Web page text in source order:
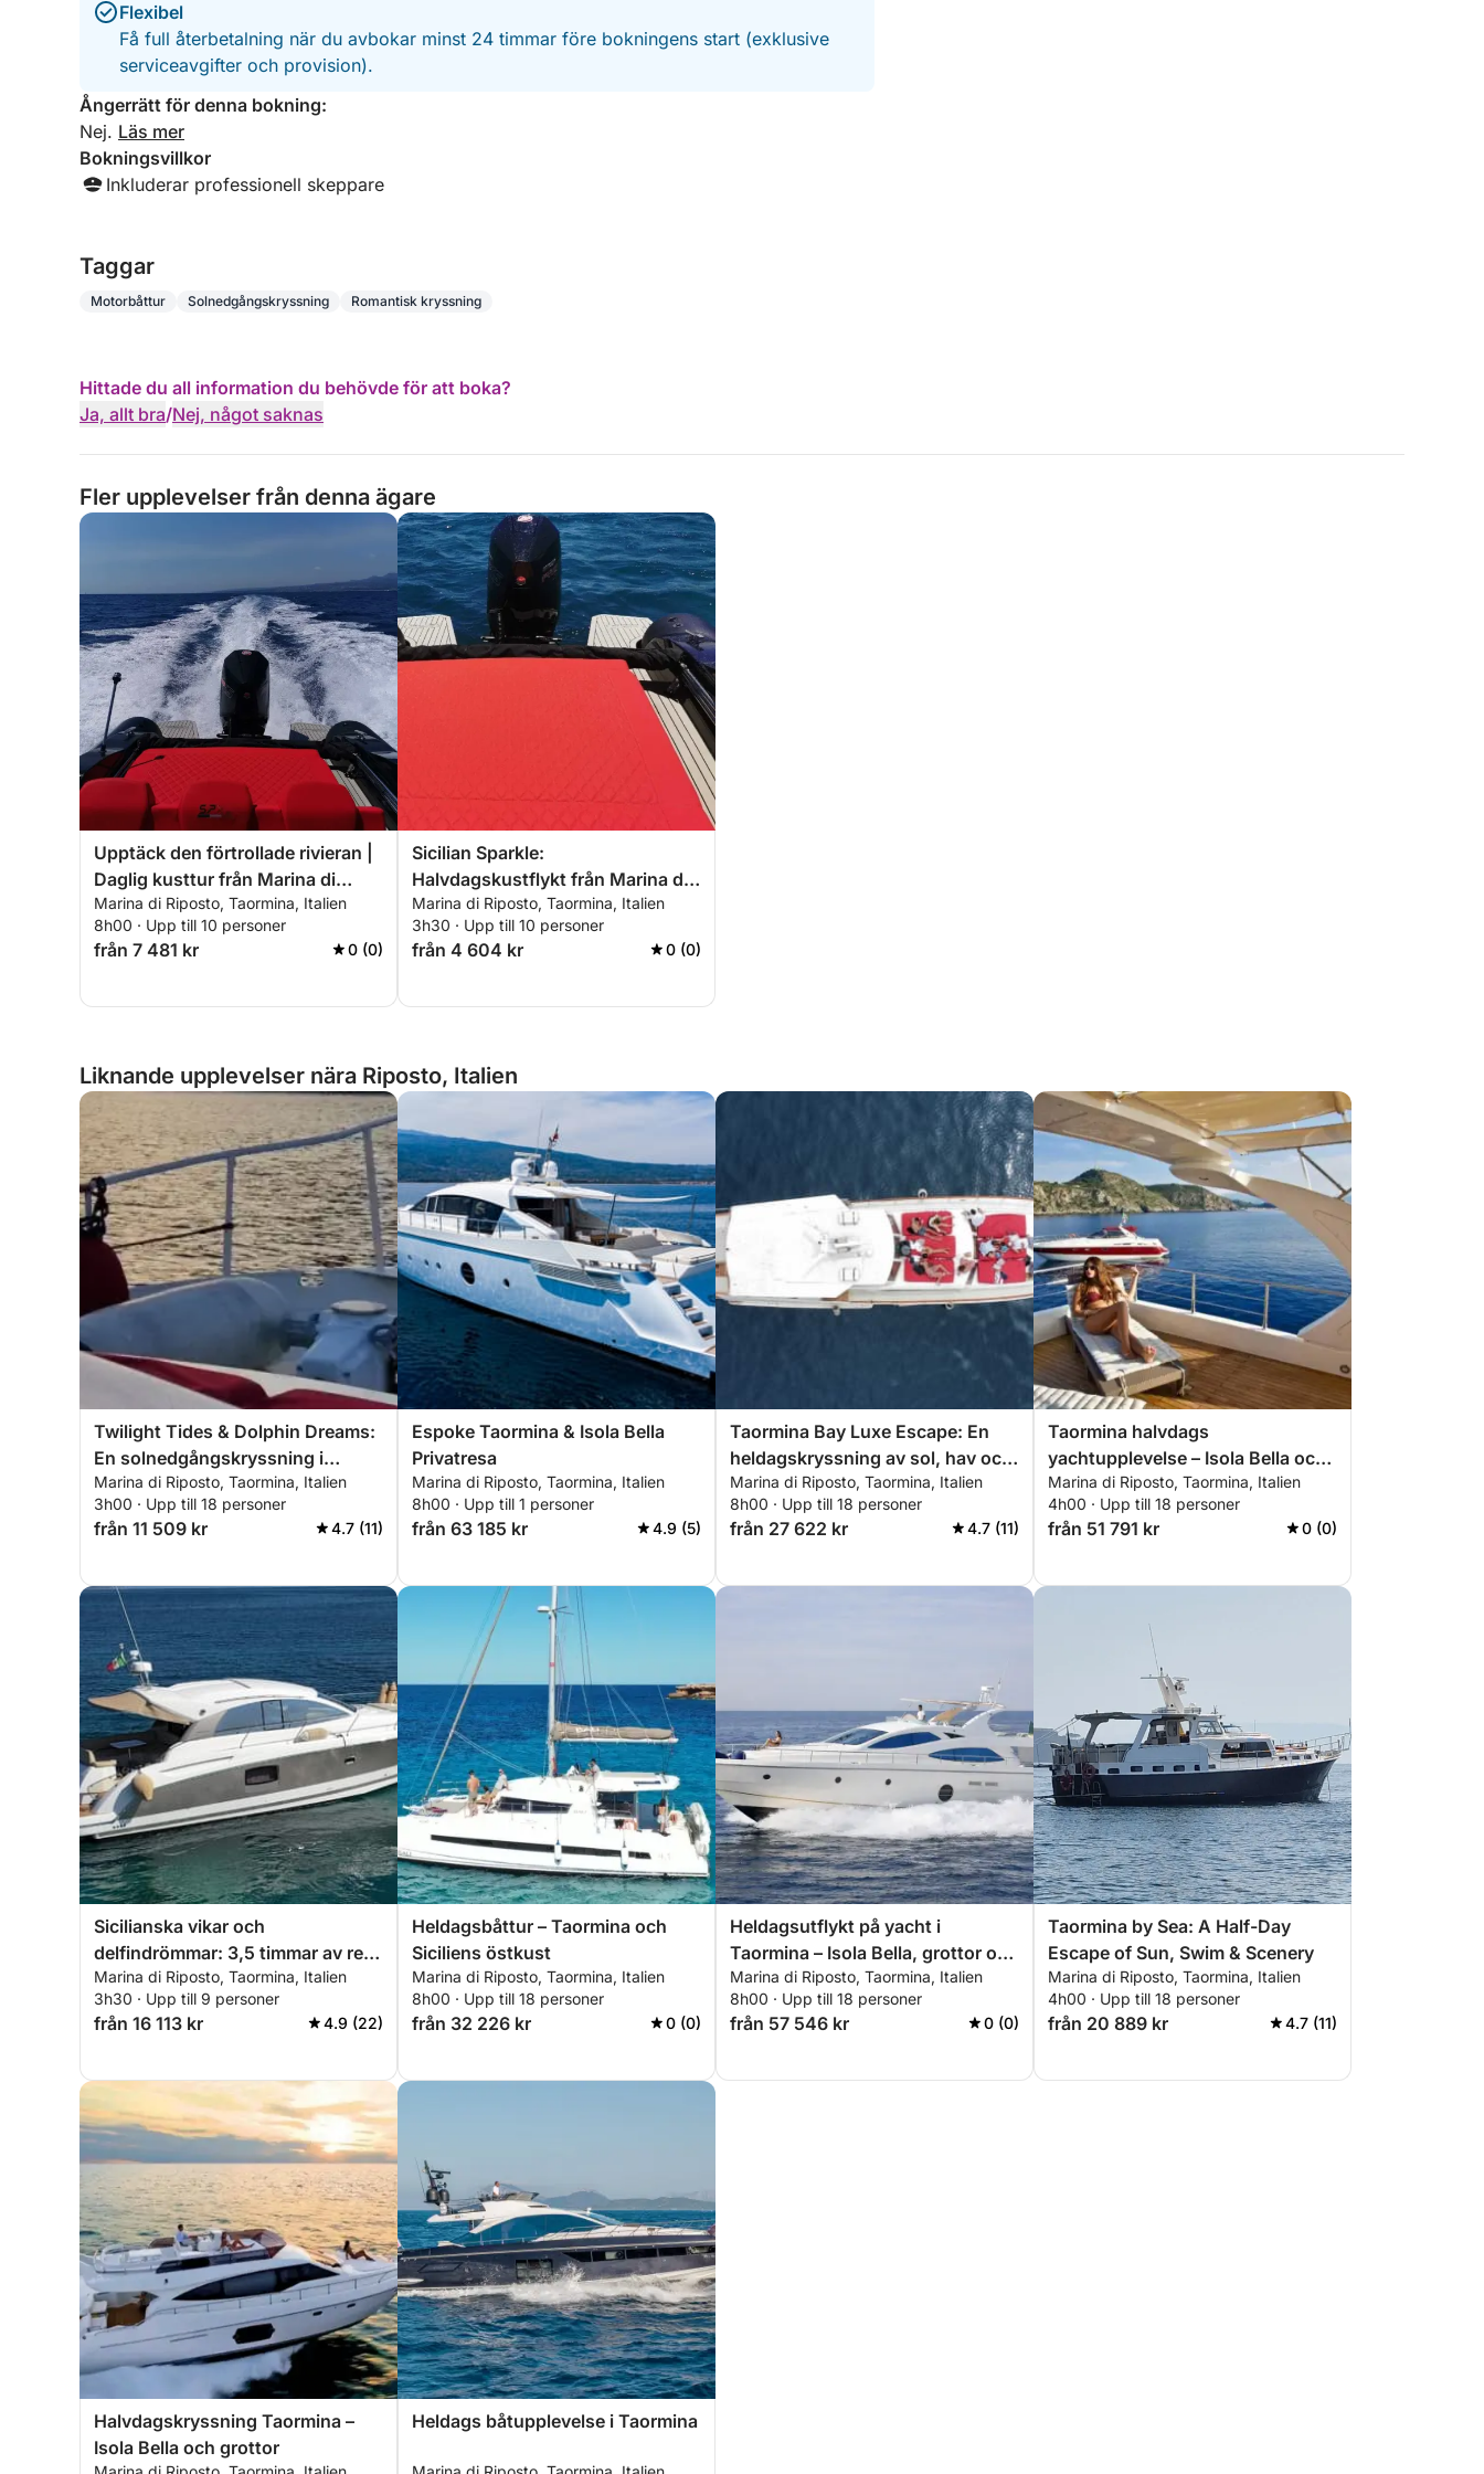
Flexibel
Få full återbetalning när du avbokar minst 24 timmar före bokningens start (exklusive
serviceavgifter och provision).
Ångerrätt för denna bokning:
Nej. Läs mer
Bokningsvillkor
Inkluderar professionell skeppare
Taggar
Motorbåttur Solnedgångskryssning Romantisk kryssning
Hittade du all information du behövde för att boka?
Ja, allt bra/Nej, något saknas
Fler upplevelser från denna ägare
Upptäck den förtrollade rivieran |
Daglig kusttur från Marina di
Riposto ombord på SPX 24
Marina di Riposto, Taormina, Italien
8h00 · Upp till 10 personer
från 7 481 kr 0 (0)
Sicilian Sparkle:
Halvdagskustflykt från Marina di
Riposto
Marina di Riposto, Taormina, Italien
3h30 · Upp till 10 personer
från 4 604 kr 0 (0)
Liknande upplevelser nära Riposto, Italien
Twilight Tides & Dolphin Dreams:
En solnedgångskryssning i
Taormina Bay
Marina di Riposto, Taormina, Italien
3h00 · Upp till 18 personer
från 11 509 kr 4.7 (11)
Espoke Taormina & Isola Bella
Privatresa
Marina di Riposto, Taormina, Italien
8h00 · Upp till 1 personer
från 63 185 kr 4.9 (5)
Taormina Bay Luxe Escape: En
heldagskryssning av sol, hav och
sicilianska smaker
Marina di Riposto, Taormina, Italien
8h00 · Upp till 18 personer
från 27 622 kr 4.7 (11)
Taormina halvdags
yachtupplevelse – Isola Bella och
grottor
Marina di Riposto, Taormina, Italien
4h00 · Upp till 18 personer
från 51 791 kr 0 (0)
Sicilianska vikar och
delfindrömmar: 3,5 timmar av ren
lycka
Marina di Riposto, Taormina, Italien
3h30 · Upp till 9 personer
från 16 113 kr 4.9 (22)
Heldagsbåttur – Taormina och
Siciliens östkust
Marina di Riposto, Taormina, Italien
8h00 · Upp till 18 personer
från 32 226 kr 0 (0)
Heldagsutflykt på yacht i
Taormina – Isola Bella, grottor och
vikar
Marina di Riposto, Taormina, Italien
8h00 · Upp till 18 personer
från 57 546 kr 0 (0)
Taormina by Sea: A Half-Day
Escape of Sun, Swim & Scenery
Marina di Riposto, Taormina, Italien
4h00 · Upp till 18 personer
från 20 889 kr 4.7 (11)
Halvdagskryssning Taormina –
Isola Bella och grottor
Heldags båtupplevelse i Taormina